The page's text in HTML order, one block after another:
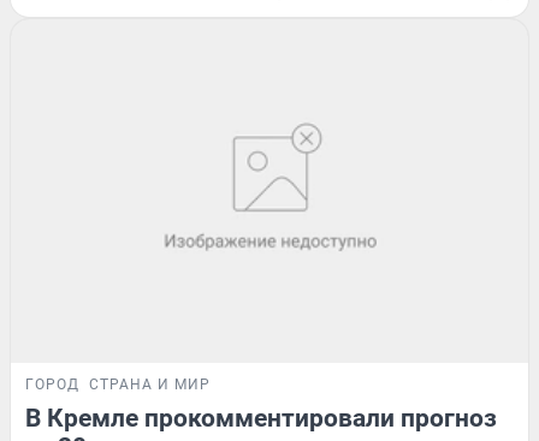
ГОРОД СТРАНА И МИР
В Кремле прокомментировали прогноз